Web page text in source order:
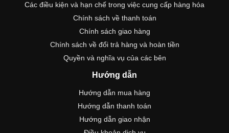
Các điều kiện và hạn chế trong việc cung cấp hàng hóa
Chính sách về thanh toán
Chính sách giao hàng
Chính sách về đổi trả hàng và hoàn tiền
Quyền và nghĩa vụ của các bên
Hướng dẫn
Hướng dẫn mua hàng
Hướng dẫn thanh toán
Hướng dẫn giao nhận